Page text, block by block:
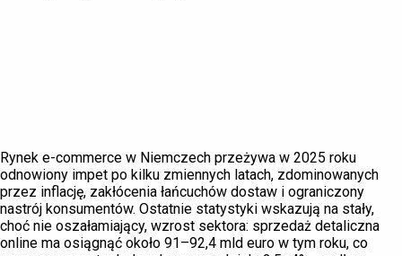
Rynek e-commerce w Niemczech przeżywa w 2025 roku
odnowiony impet po kilku zmiennych latach, zdominowanych
przez inflację, zakłócenia łańcuchów dostaw i ograniczony
nastrój konsumentów. Ostatnie statystyki wskazują na stały,
choć nie oszałamiający, wzrost sektora: sprzedaż detaliczna
online ma osiągnąć około 91–92,4 mld euro w tym roku, co